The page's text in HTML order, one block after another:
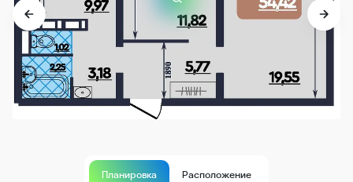
Планировка Расположение